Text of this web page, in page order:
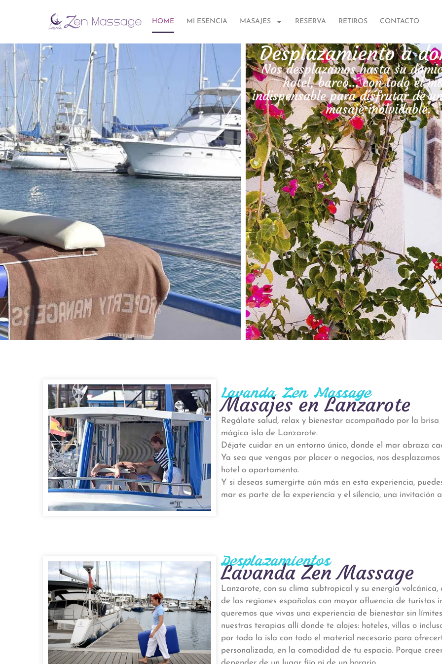
HOME MI ESENCIA MASAJES RESERVA RETIROS CONTACTO
Desplazamiento a domicilio
Nos desplazamos hasta su domicilio, villa,
hotel, barco… con todo el material
indispensable para disfrutar de una sesión de
masaje inolvidable.
Lavanda Zen Massage
Masajes en Lanzarote
Regálate salud, relax y bienestar acompañado por la
mágica isla de Lanzarote.
Déjate cuidar en un entorno único, donde el mar abraza
Ya sea que vengas por placer o negocios, nos
hotel o apartamento.
Y si deseas sumergirte aún más en esta experiencia,
mar es parte de la experiencia y el silencio, una invitación
Desplazamientos
Lavanda Zen Massage
Lanzarote, con su clima subtropical y su energía
de las regiones españolas con mayor afluencia de turistas
queremos que vivas una experiencia de bienestar sin
nuestras terapias allí donde te alojes: hoteles, villas o
por toda la isla con todo el material necesario para
personalizada, en la comodidad de tu espacio. Porque